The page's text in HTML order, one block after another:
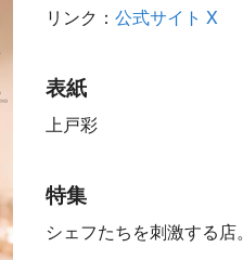
リンク：公式サイト X
表紙
上戸彩
特集
シェフたちを刺激する店。